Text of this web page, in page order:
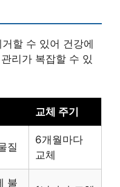
할 수 있어 건강에
리가 복잡할 수 있
교체 주기
질
6개월마다
교체
불